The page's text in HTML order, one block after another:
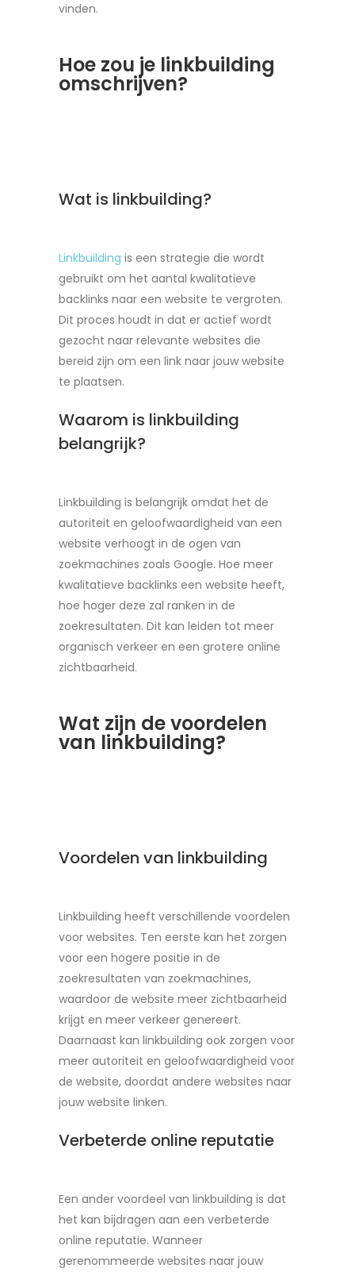
vinden.
Hoe zou je linkbuilding
omschrijven?
Wat is linkbuilding?
Linkbuilding is een strategie die wordt
gebruikt om het aantal kwalitatieve
backlinks naar een website te vergroten.
Dit proces houdt in dat er actief wordt
gezocht naar relevante websites die
bereid zijn om een link naar jouw website
te plaatsen.
Waarom is linkbuilding
belangrijk?
Linkbuilding is belangrijk omdat het de
autoriteit en geloofwaardigheid van een
website verhoogt in de ogen van
zoekmachines zoals Google. Hoe meer
kwalitatieve backlinks een website heeft,
hoe hoger deze zal ranken in de
zoekresultaten. Dit kan leiden tot meer
organisch verkeer en een grotere online
zichtbaarheid.
Wat zijn de voordelen
van linkbuilding?
Voordelen van linkbuilding
Linkbuilding heeft verschillende voordelen
voor websites. Ten eerste kan het zorgen
voor een hogere positie in de
zoekresultaten van zoekmachines,
waardoor de website meer zichtbaarheid
krijgt en meer verkeer genereert.
Daarnaast kan linkbuilding ook zorgen voor
meer autoriteit en geloofwaardigheid voor
de website, doordat andere websites naar
jouw website linken.
Verbeterde online reputatie
Een ander voordeel van linkbuilding is dat
het kan bijdragen aan een verbeterde
online reputatie. Wanneer
gerenommeerde websites naar jouw